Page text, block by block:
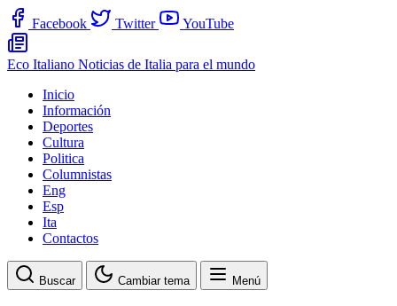
Facebook Twitter YouTube
Eco Italiano Noticias de Italia para el mundo
Inicio
Información
Deportes
Cultura
Politica
Columnistas
Eng
Esp
Ita
Contactos
Buscar Cambiar tema Menú